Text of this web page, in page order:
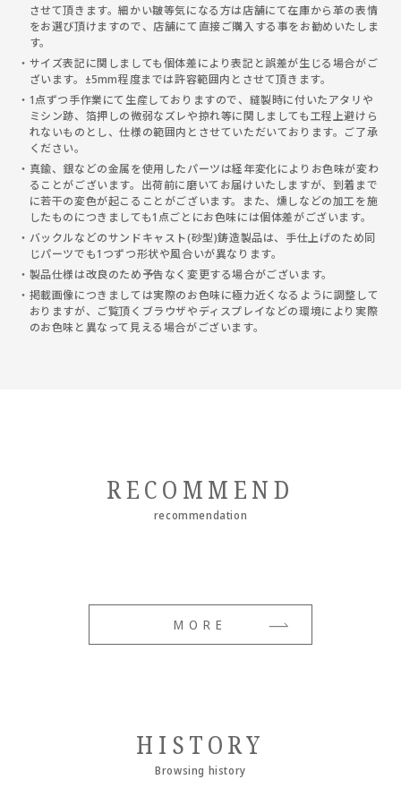
させて頂きます。細かい皺等気になる方は店舗にて在庫から革の表情
をお選び頂けますので、店舗にて直接ご購入する事をお勧めいたしま
す。
サイズ表記に関しましても個体差により表記と誤差が生じる場合がご
ざいます。±5mm程度までは許容範囲内とさせて頂きます。
1点ずつ手作業にて生産しておりますので、縫製時に付いたアタリや
ミシン跡、箔押しの微弱なズレや掠れ等に関しましても工程上避けら
れないものとし、仕様の範囲内とさせていただいております。ご了承
ください。
真鍮、銀などの金属を使用したパーツは経年変化によりお色味が変わ
ることがございます。出荷前に磨いてお届けいたしますが、到着まで
に若干の変色が起こることがございます。また、燻しなどの加工を施
したものにつきましても1点ごとにお色味には個体差がございます。
バックルなどのサンドキャスト(砂型)鋳造製品は、手仕上げのため同
じパーツでも1つずつ形状や風合いが異なります。
製品仕様は改良のため予告なく変更する場合がございます。
掲載画像につきましては実際のお色味に極力近くなるように調整して
おりますが、ご覧頂くブラウザやディスプレイなどの環境により実際
のお色味と異なって見える場合がございます。
RECOMMEND
recommendation
MORE
HISTORY
Browsing history